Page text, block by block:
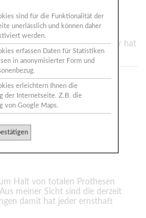
Bin sehr unglücklich mit
mit "Druckknopf erhalten. Wer hat
M.Sc.
littinski.de
Halt von totalen Prothesen
meiner Sicht sind die derzeit
damit hat jeder ernsthaft
sind für die Funktionalität der
unerlässlich und können daher
werden.
erfassen Daten für Statistiken
in anonymisierter Form und
erleichtern Ihnen die
der Internetseite. Z.B. die
von Google Maps.